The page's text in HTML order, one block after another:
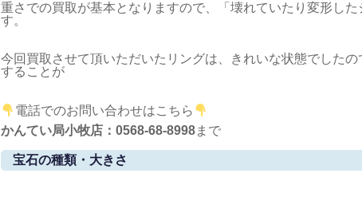
重さでの買取が基本となりますので、「壊れていたり変形し
す。
今回買取させて頂いただいたリングは、きれいな状態でした
することが
電話でのお問い合わせはこちら
かんてい局小牧店：0568-68-8998まで
宝石の種類・大きさ